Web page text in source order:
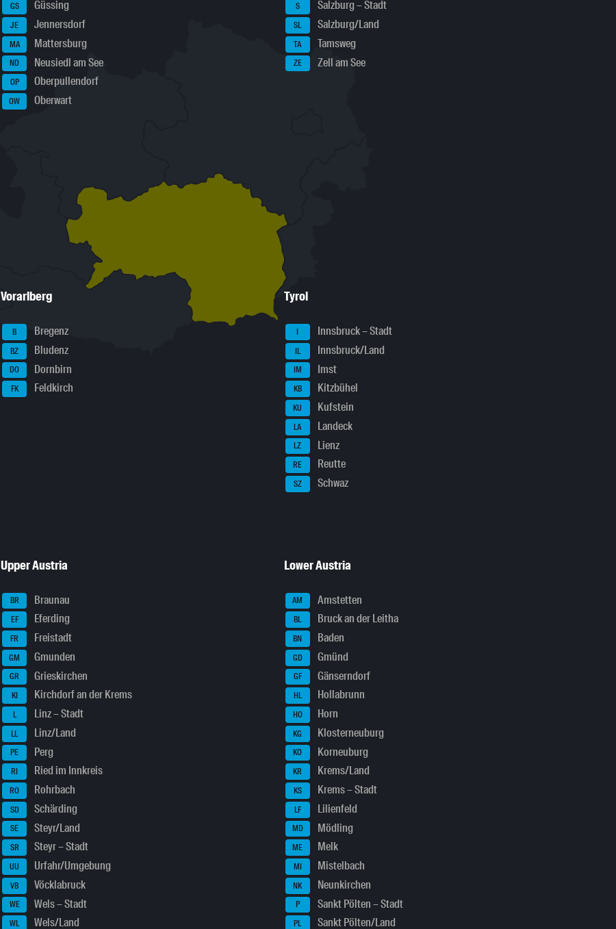
GS Güssing
JE Jennersdorf
MA Mattersburg
ND Neusiedl am See
OP Oberpullendorf
OW Oberwart
S Salzburg – Stadt
SL Salzburg/Land
TA Tamsweg
ZE Zell am See
Vorarlberg
B Bregenz
BZ Bludenz
DO Dornbirn
FK Feldkirch
Tyrol
I Innsbruck – Stadt
IL Innsbruck/Land
IM Imst
KB Kitzbühel
KU Kufstein
LA Landeck
LZ Lienz
RE Reutte
SZ Schwaz
Upper Austria
BR Braunau
EF Eferding
FR Freistadt
GM Gmunden
GR Grieskirchen
KI Kirchdorf an der Krems
L Linz – Stadt
LL Linz/Land
PE Perg
RI Ried im Innkreis
RO Rohrbach
SD Schärding
SE Steyr/Land
SR Steyr – Stadt
UU Urfahr/Umgebung
VB Vöcklabruck
WE Wels – Stadt
WL Wels/Land
Lower Austria
AM Amstetten
BL Bruck an der Leitha
BN Baden
GD Gmünd
GF Gänserndorf
HL Hollabrunn
HO Horn
KG Klosterneuburg
KO Korneuburg
KR Krems/Land
KS Krems – Stadt
LF Lilienfeld
MD Mödling
ME Melk
MI Mistelbach
NK Neunkirchen
P Sankt Pölten – Stadt
PL Sankt Pölten/Land